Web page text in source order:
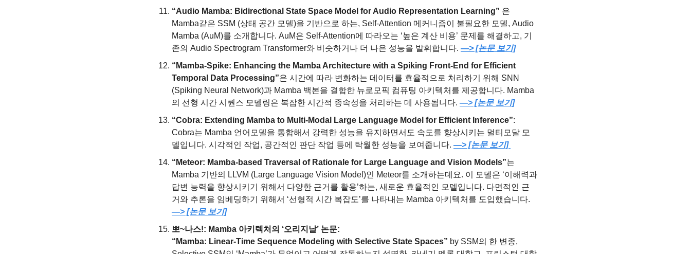
“Audio Mamba: Bidirectional State Space Model for Audio Representation Learning” 은
Mamba같은 SSM (상태 공간 모델)을 기반으로 하는, Self-Attention 메커니즘이 불필요한 모델, Audio
Mamba (AuM)를 소개합니다. AuM은 Self-Attention에 따라오는 ‘높은 계산 비용’ 문제를 해결하고, 기
존의 Audio Spectrogram Transformer와 비슷하거나 더 나은 성능을 발휘합니다. —> [논문 보기]
“Mamba-Spike: Enhancing the Mamba Architecture with a Spiking Front-End for Efficient
Temporal Data Processing”은 시간에 따라 변화하는 데이터를 효율적으로 처리하기 위해 SNN
(Spiking Neural Network)과 Mamba 백본을 결합한 뉴로모픽 컴퓨팅 아키텍처를 제공합니다. Mamba
의 선형 시간 시퀀스 모델링은 복잡한 시간적 종속성을 처리하는 데 사용됩니다. —> [논문 보기]
“Cobra: Extending Mamba to Multi-Modal Large Language Model for Efficient Inference”:
Cobra는 Mamba 언어모델을 통합해서 강력한 성능을 유지하면서도 속도를 향상시키는 멀티모달 모
델입니다. 시각적인 작업, 공간적인 판단 작업 등에 탁월한 성능을 보여줍니다. —> [논문 보기]
“Meteor: Mamba-based Traversal of Rationale for Large Language and Vision Models”는
Mamba 기반의 LLVM (Large Language Vision Model)인 Meteor를 소개하는데요. 이 모델은 ‘이해력과
답변 능력을 향상시키기 위해서 다양한 근거를 활용’하는, 새로운 효율적인 모델입니다. 다면적인 근
—> [논문 보기]
뽀~나스!: Mamba 아키텍처의 ‘오리지날’ 논문:
“Mamba: Linear-Time Sequence Modeling with Selective State Spaces” by SSM의 한 변종,